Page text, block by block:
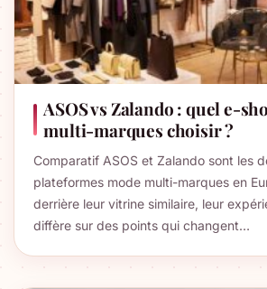
ASOS vs Zalando : quel e-
multi-marques choisir ?
Comparatif ASOS et Zalando sont les
plateformes mode multi-marques en
derrière leur vitrine similaire, leur
diffère sur des points qui changent…